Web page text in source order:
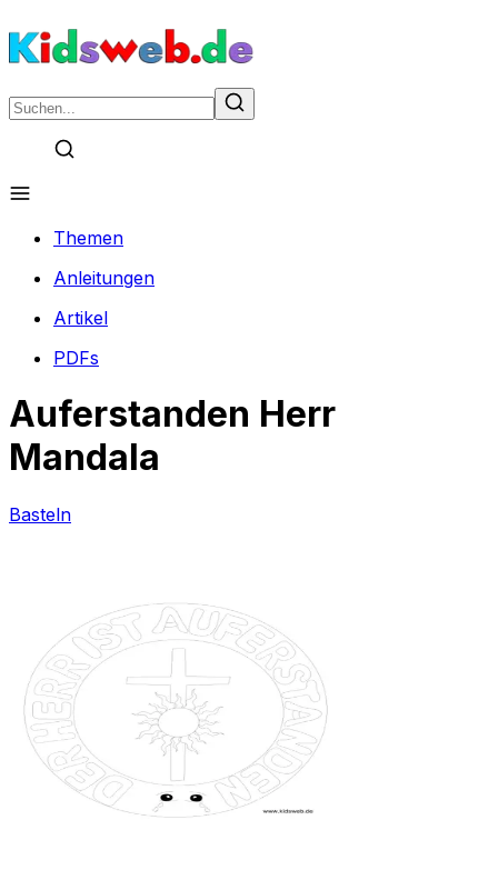
Themen
Anleitungen
Artikel
PDFs
Auferstanden Herr
Mandala
Basteln